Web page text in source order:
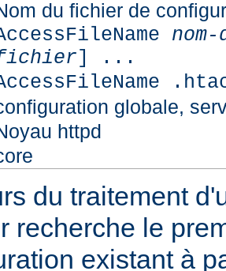
du fichier de
] ...
globale,
httpd
du traitement
recherche le
existant à